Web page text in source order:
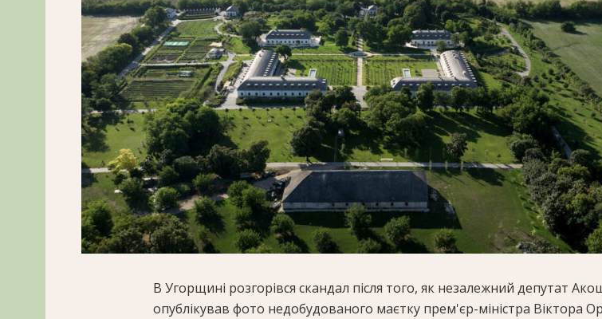
В Угорщині розгорівся скандал після того, як незалежний депутат
опублікував фото недобудованого маєтку прем'єр-міністра Віктора